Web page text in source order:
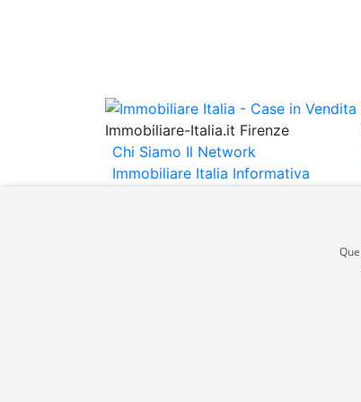
Immobiliare-Italia.it Firenze
Chi Siamo Il Network
Immobiliare Italia Informativa
Gli annunci immobiliari presenti su
italia.it quindi non è responsabile